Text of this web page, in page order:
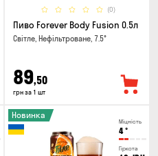
(0)
Пиво Forever Body Fusion 0.5л
Світле, Нефільтроване, 7.5°
89,50
грн за 1 шт
Міцність
4°
Гіркота
Новинка